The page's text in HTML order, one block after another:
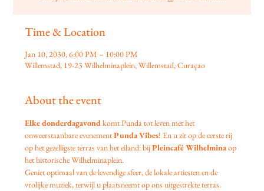
Time & Location
Jan 10, 2030, 6:00 PM – 10:00 PM
Willemstad, 19-23 Wilhelminaplein, Willemstad, Curaçao
About the event
Elke donderdagavond komt Punda tot leven met het
onweerstaanbare evenement Punda Vibes! En u zit op de eerste rij
op het gezelligste terras van het eiland: bij Pleincafé Wilhelmina op
het historische Wilhelminaplein.
Geniet optimaal van de levendige sfeer, de lokale artiesten en de
vrolijke muziek, terwijl u plaatsneemt op ons uitgestrekte terras.